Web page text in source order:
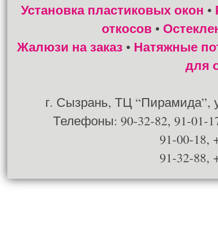
Установка пластиковых окон •
откосов •
Жалюзи на заказ • Натяжные
для
г. Сызрань, ТЦ “Пирамида”,
Телефоны: 90-32-82, 91-01-
91-00-18,
91-32-88,